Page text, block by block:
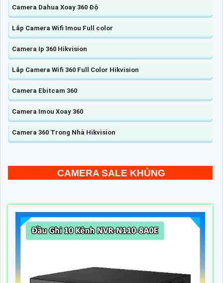
Camera Dahua Xoay 360 Độ
Lắp Camera Wifi Imou Full color
Camera Ip 360 Hikvision
Lắp Camera Wifi 360 Full Color Hikvision
Camera Ebitcam 360
Camera Imou Xoay 360
Camera 360 Trong Nhà Hikvision
CAMERA SALE KHỦNG